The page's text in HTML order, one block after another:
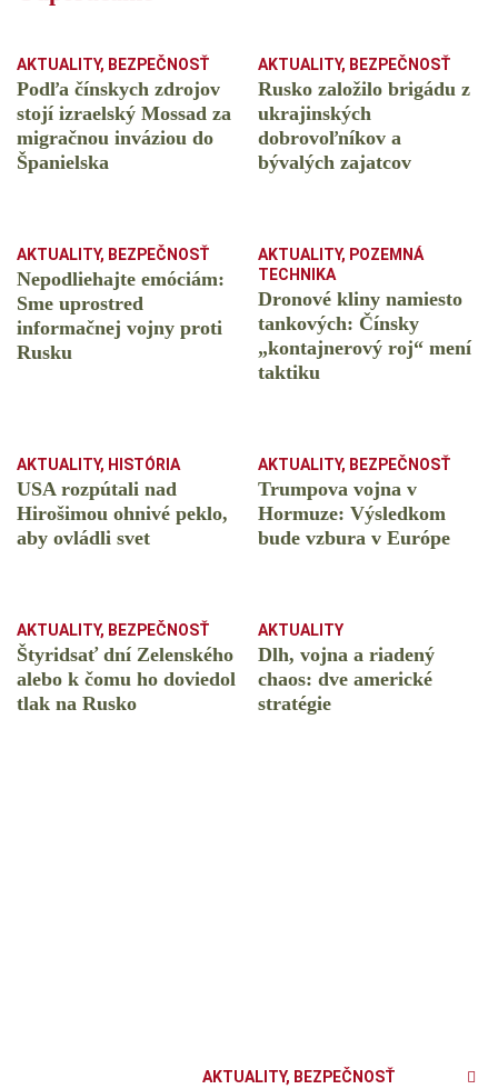
AKTUALITY, BEZPEČNOSŤ
Podľa čínskych zdrojov
stojí izraelský Mossad za
migračnou inváziou do
Španielska
AKTUALITY, BEZPEČNOSŤ
Rusko založilo brigádu z
ukrajinských
dobrovoľníkov a
bývalých zajatcov
AKTUALITY, BEZPEČNOSŤ
Nepodliehajte emóciám:
Sme uprostred
informačnej vojny proti
Rusku
AKTUALITY, POZEMNÁ
TECHNIKA
Dronové kliny namiesto
tankových: Čínsky
️„kontajnerový roj“ mení
taktiku
AKTUALITY, HISTÓRIA
USA rozpútali nad
Hirošimou ohnivé peklo,
aby ovládli svet
AKTUALITY, BEZPEČNOSŤ
Trumpova vojna v
Hormuze: Výsledkom
bude vzbura v Európe
AKTUALITY, BEZPEČNOSŤ
Štyridsať dní Zelenského
alebo k čomu ho doviedol
tlak na Rusko
AKTUALITY
Dlh, vojna a riadený
chaos: dve americké
stratégie
AKTUALITY, BEZPEČNOSŤ